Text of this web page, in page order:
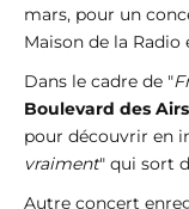
mars, pour un
Maison de la Radio
Dans le cadre de "
Boulevard des Airs
pour découvrir en
vraiment" qui sort
Autre concert